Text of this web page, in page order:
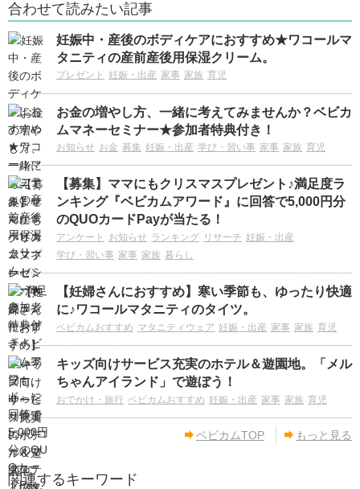
合わせて読みたい記事
妊娠中・産後のボディケアにおすすめ★ワコールマ
タニティの産前産後用保湿クリーム。
プレゼント 妊娠・出産 家事 家族 育児
お金の増やし方、一緒に考えてみませんか？ベビカ
ムマネーセミナー★参加者特典付き！
お知らせ お金 募集 妊娠・出産 学び・習い事 家事 家族 育児
【募集】ママにもクリスマスプレゼント♪満足度ラ
ンキング『ベビカムアワード』に回答で5,000円分
のQUOカードPayが当たる！
アンケート お知らせ ランキング リサーチ 妊娠・出産
学び・習い事 家事 家族 暮らし
【妊婦さんにおすすめ】寒い季節も、ゆったり快適
に♪ワコールマタニティのタイツ。
ベビカムおすすめ マタニティウェア 妊娠・出産 家事 家族 育児
キッズ向けサービス充実のホテル＆遊園地。「メル
ちゃんアイランド」で遊ぼう！
おでかけ・旅行 ベビカムおすすめ 妊娠・出産 家事 家族 育児
ベビカムTOP もっと見る
関連するキーワード